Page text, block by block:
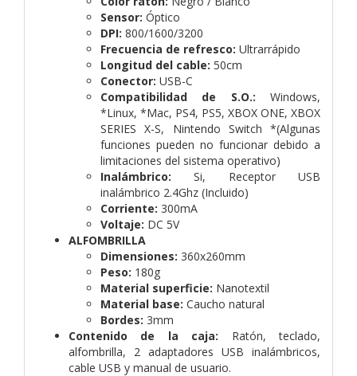
Sensor: Óptico
DPI: 800/1600/3200
Frecuencia de refresco: Ultrarrápido
Longitud del cable: 50cm
Conector: USB-C
Compatibilidad de S.O.: Windows,
*Linux, *Mac, PS4, PS5, XBOX ONE, XBOX
SERIES X-S, Nintendo Switch *(Algunas
funciones pueden no funcionar debido a
limitaciones del sistema operativo)
Inalámbrico:
Si, Receptor USB
inalámbrico 2.4Ghz (Incluido)
Corriente: 300mA
Voltaje: DC 5V
ALFOMBRILLA
Dimensiones: 360x260mm
Peso: 180g
Material superficie: Nanotextil
Material base: Caucho natural
Bordes: 3mm
Contenido de la caja:
Ratón, teclado,
alfombrilla, 2 adaptadores USB inalámbricos,
cable USB y manual de usuario.